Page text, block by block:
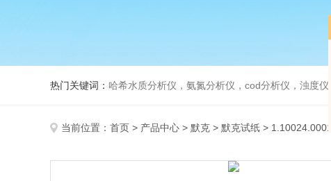
热门关键词： 哈希水质分析仪，氨氮分析仪，cod分析仪，浊度仪
当前位置： 首页 > 产品中心 > 默克 > 默克试纸 >